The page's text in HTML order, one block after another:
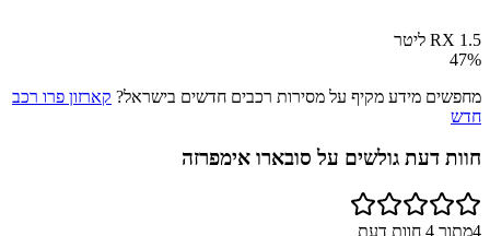
RX 1.5 ליטר
47%
מחפשים מידע מקיף על מסירות רכבים חדשים בישראל? קארזון פרו רכב
חדש
חוות דעת גולשים על סובארו אימפרזה
4מתוך 4 חוות דעת